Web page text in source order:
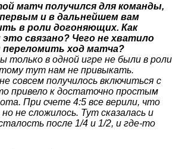
матч получился для команды,
первым и в дальнейшем вам
в роли догоняющих. Как
связано? Чего не хватило
ход матча?
только в одной игре не были в роли
тут нам не привыкать.
совсем получилось включиться с
привело к достаточно простым
При счете 4:5 все верили, что
не сложилось. Тут сказалась и
после 1/4 и 1/2, и где-то